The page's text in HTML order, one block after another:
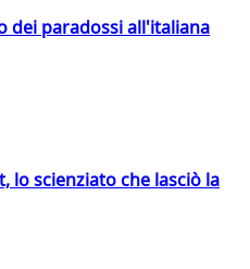
dei paradossi all'italiana
lo scienziato che lasciò la